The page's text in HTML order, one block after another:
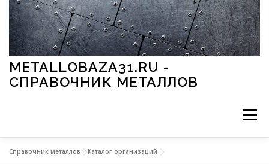
Перейти к содержимому
METALLOBAZA31.RU -
СПРАВОЧНИК МЕТАЛЛОВ
Меню
Справочник металлов »Каталог организаций